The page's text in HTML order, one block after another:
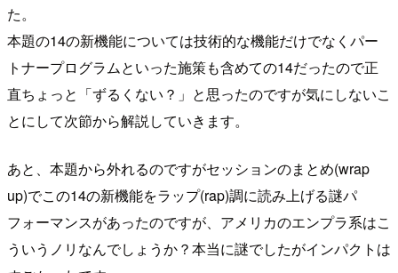
た。
本題の14の新機能については技術的な機能だけでなくパー
トナープログラムといった施策も含めての14だったので正
直ちょっと「ずるくない？」と思ったのですが気にしないこ
とにして次節から解説していきます。
あと、本題から外れるのですがセッションのまとめ(wrap
up)でこの14の新機能をラップ(rap)調に読み上げる謎パ
フォーマンスがあったのですが、アメリカのエンプラ系はこ
ういうノリなんでしょうか？本当に謎でしたがインパクトは